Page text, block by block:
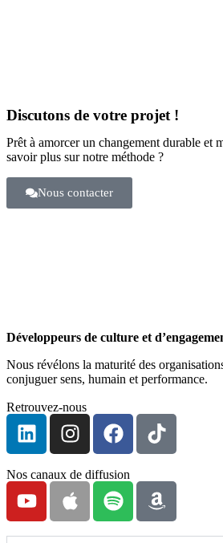
Discutons de votre projet !
Prêt à amorcer un changement durable et
savoir plus sur notre méthode ?
Nous contacter
Développeurs de culture et
Nous révélons la maturité des
conjuguer sens, humain et performance.
Retrouvez-nous
Nos canaux de diffusion